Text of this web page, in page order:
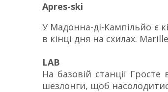
Apres-ski
У Мадонна-ді-Кампільйо є
в кінці дня на схилах.
LAB
На базовій станції
шезлонги, щоб